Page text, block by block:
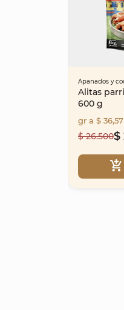
Apanados y
Alitas
600 g
gr a $ 36,57
$ 26.500$